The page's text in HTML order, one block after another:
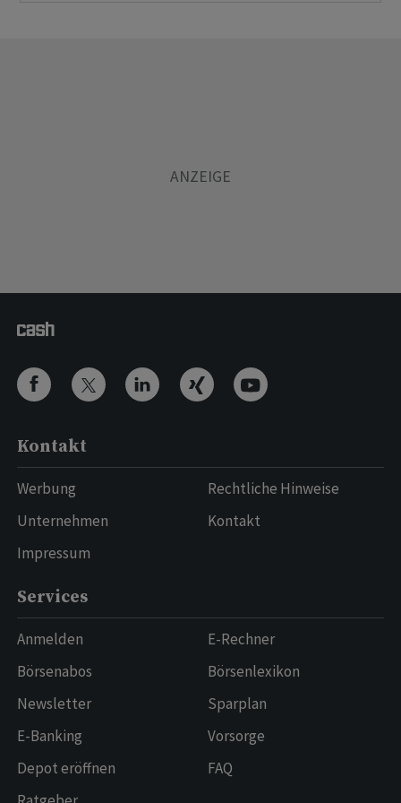
Kontakt
Werbung
Unternehmen
Impressum
Rechtliche Hinweise
Kontakt
Services
Anmelden
Börsenabos
Newsletter
E-Banking
Depot eröffnen
E-Rechner
Börsenlexikon
Sparplan
Vorsorge
FAQ